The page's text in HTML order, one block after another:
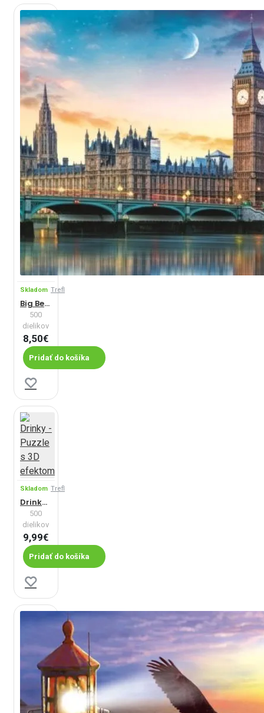
Skladom Trefl
Big Ben, Londýn - Panoramatické puzzle
500
dielikov
8,50€
Pridať do košíka
Skladom Trefl
Drinky - Puzzle s 3D efektom
500
dielikov
9,99€
Pridať do košíka